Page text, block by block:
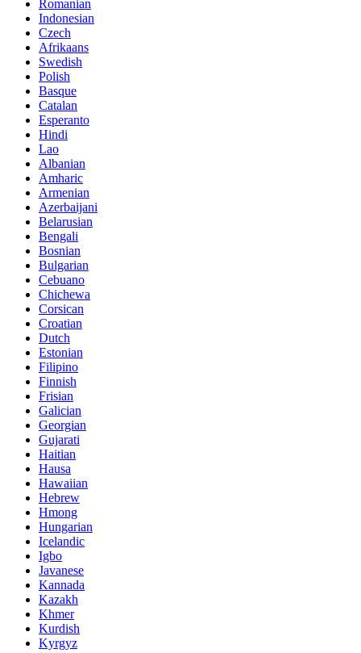
Romanian
Indonesian
Czech
Afrikaans
Swedish
Polish
Basque
Catalan
Esperanto
Hindi
Lao
Albanian
Amharic
Armenian
Azerbaijani
Belarusian
Bengali
Bosnian
Bulgarian
Cebuano
Chichewa
Corsican
Croatian
Dutch
Estonian
Filipino
Finnish
Frisian
Galician
Georgian
Gujarati
Haitian
Hausa
Hawaiian
Hebrew
Hmong
Hungarian
Icelandic
Igbo
Javanese
Kannada
Kazakh
Khmer
Kurdish
Kyrgyz